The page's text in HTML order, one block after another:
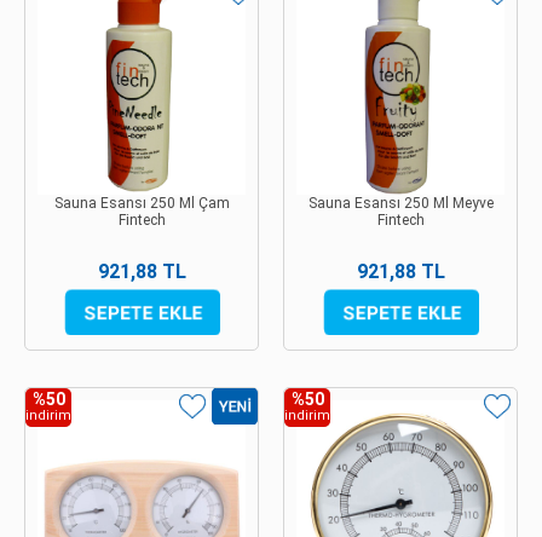
Sauna Esansı 250 Ml Çam
Fintech
921,88 TL
Sauna Esansı 250 Ml Meyve
Fintech
921,88 TL
%50
indirim
%50
indirim